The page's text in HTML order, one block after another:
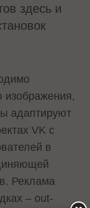
здесь и
изображения,
адаптируют
VK с
в
Реклама
– out-